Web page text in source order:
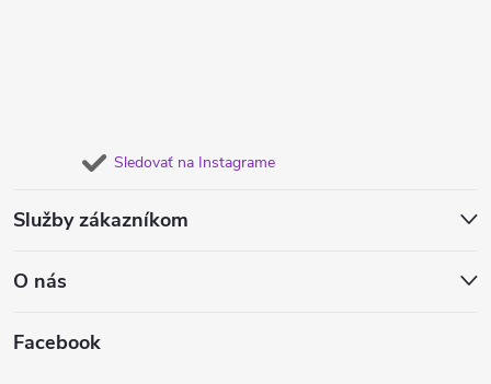
Sledovať na Instagrame
Služby zákazníkom
O nás
Facebook